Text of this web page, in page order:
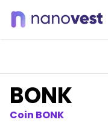
BONK
Coin BONK